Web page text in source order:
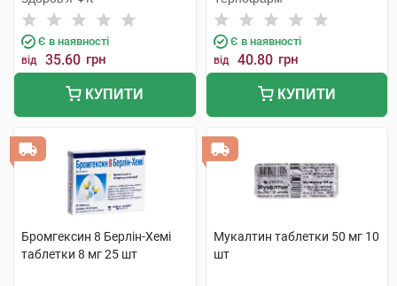
Є в наявності
від 35.60 грн
КУПИТИ
Є в наявності
від 40.80 грн
КУПИТИ
Бромгексин 8 Берлін-Хемі
таблетки 8 мг 25 шт
Мукалтин таблетки 50 мг 10
шт